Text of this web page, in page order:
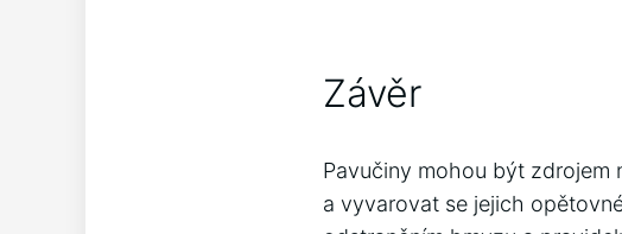
Závěr
Pavučiny mohou být zdrojem
a vyvarovat se jejich